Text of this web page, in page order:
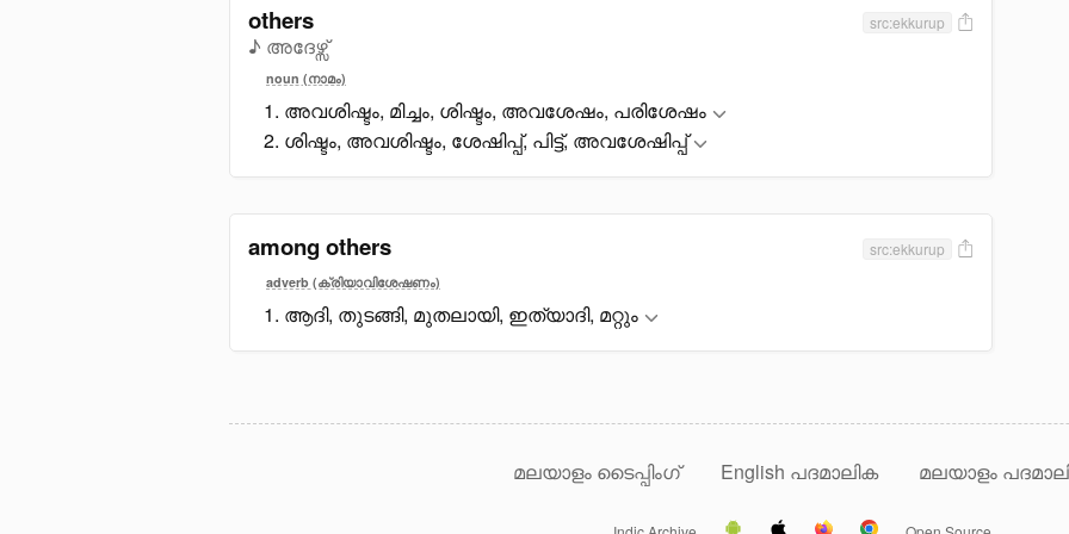
others
♪ അദേഴ്സ്
src:ekkurup
noun (നാമം)
അവശിഷ്ടം, മിച്ചം, ശിഷ്ടം, അവശേഷം, പരിശേഷം
ശിഷ്ടം, അവശിഷ്ടം, ശേഷിപ്പ്, പിട്ട്, അവശേഷിപ്പ്
among others src:ekkurup
adverb (ക്രിയാവിശേഷണം)
ആദി, തുടങ്ങി, മുതലായി, ഇത്യാദി, മറ്റും
മലയാളം ടൈപ്പിംഗ് English പദമാലിക മലയാളം